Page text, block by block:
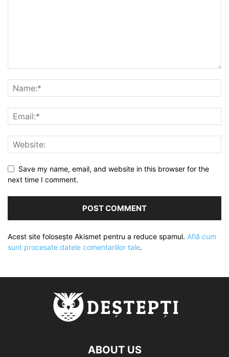
Save my name, email, and website in this browser for the
next time I comment.
Acest site folosește Akismet pentru a reduce spamul. Află cum
sunt procesate datele comentariilor tale.
ABOUT US